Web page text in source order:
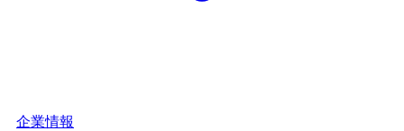
企業情報